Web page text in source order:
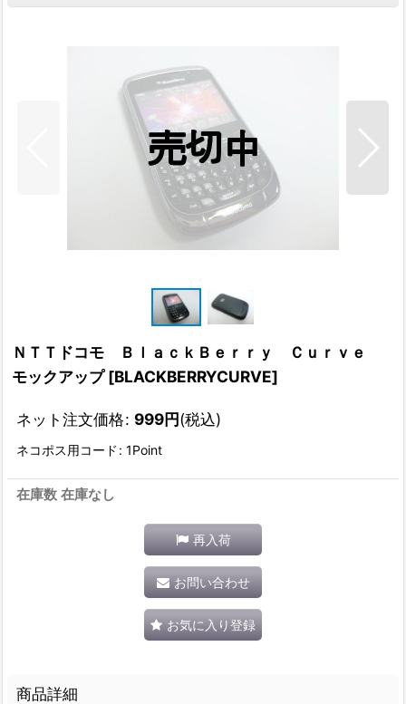
ＮＴＴドコモ ＢｌａｃｋＢｅｒｒｙ Ｃｕｒｖｅ
モックアップ [BLACKBERRYCURVE]
ネット注文価格: 999円(税込)
ネコポス用コード : 1Point
在庫数 在庫なし
再入荷
お問い合わせ
お気に入り登録
商品詳細